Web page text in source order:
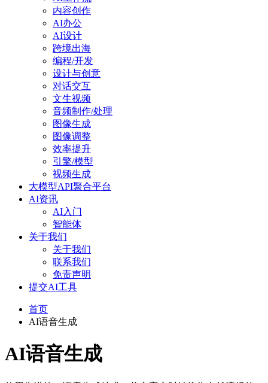
内容创作
AI办公
AI设计
跨境出海
编程/开发
设计与创意
对话交互
文生视频
音频制作/处理
图像生成
图像调整
效率提升
引擎/模型
视频生成
大模型API聚合平台
AI资讯
AI入门
智能体
关于我们
关于我们
联系我们
免责声明
提交AI工具
首页
AI语音生成
AI语音生成